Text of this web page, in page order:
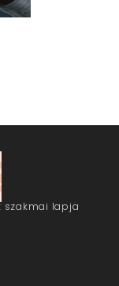
szakmai lapja